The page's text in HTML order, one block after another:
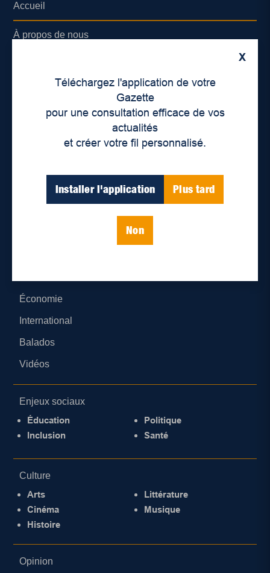
X
Téléchargez l'application de votre
Gazette
pour une consultation efficace de vos
actualités
et créer votre fil personnalisé.
Installer l'application Plus tard
Non
Accueil
À propos de nous
Lieux de distribution
Économie
International
Balados
Vidéos
Enjeux sociaux
Éducation
Inclusion
Politique
Santé
Culture
Arts
Cinéma
Histoire
Littérature
Musique
Opinion